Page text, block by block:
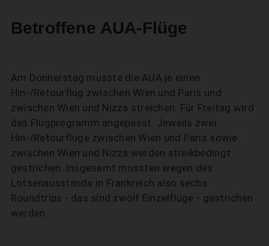
Betroffene AUA-Flüge
Am Donnerstag musste die AUA je einen
Hin-/Retourflug zwischen Wien und Paris und
zwischen Wien und Nizza streichen. Für Freitag wird
das Flugprogramm angepasst. Jeweils zwei
Hin-/Retourflüge zwischen Wien und Paris sowie
zwischen Wien und Nizza werden streikbedingt
gestrichen. Insgesamt mussten wegen des
Lotsenausstands in Frankreich also sechs
Roundtrips - das sind zwölf Einzelflüge - gestrichen
werden.